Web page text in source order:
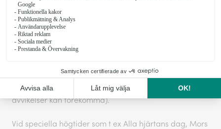
Vi kan inte garantera leveranser vid exakta tider, men
vi gör alltid vårt yttersta för att ditt önskemål ska
hållas. Normalt sker leveranser vardagar kl 9-20 och
lördagar kl 11-17.
Leveranser till företag kommer levereras innan 16
under förutsättning att vi fått in ordern före kl 12 (lokala
avvikelser kan förekomma).
Vid speciella högtider som t ex Alla hjärtans dag, Mors